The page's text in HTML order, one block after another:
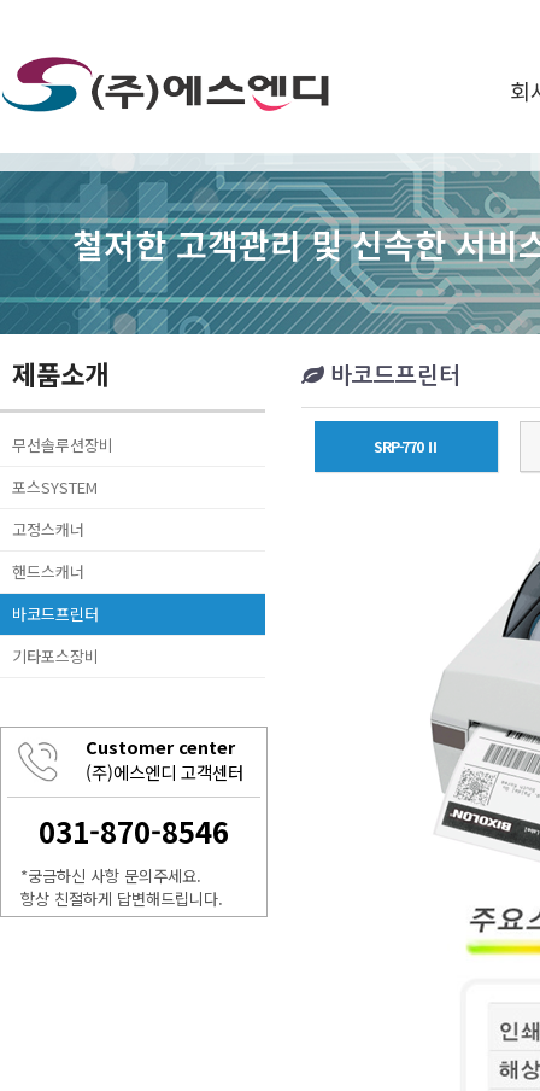
회
철저한 고객관리 및 신속한 서비
제품소개
무선솔루션장비
포스SYSTEM
고정스캐너
핸드스캐너
바코드프린터
기타포스장비
Customer center
(주)에스엔디 고객센터
031-870-8546
*궁금하신 사항 문의주세요.
항상 친절하게 답변해드립니다.
바코드프린터
SRP-770 Ⅱ